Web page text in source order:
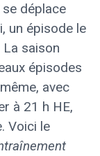
se déplace
un épisode le
saison
épisodes
avec
à 21 h HE,
Voici le